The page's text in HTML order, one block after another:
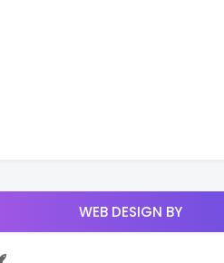
WEB DESIGN BY